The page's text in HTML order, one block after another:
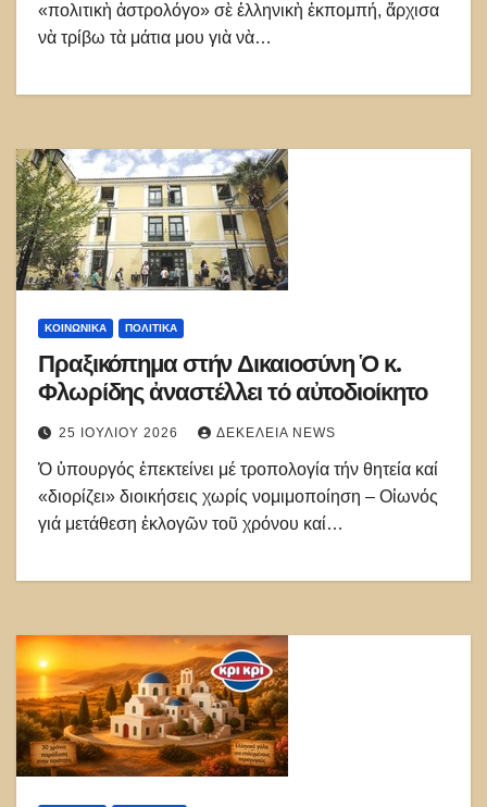
«πολιτικὴ ἀστρολόγο» σὲ ἑλληνικὴ ἐκπομπή, ἄρχισα
νὰ τρίβω τὰ μάτια μου γιὰ νὰ…
ΚΟΙΝΩΝΙΚΑ ΠΟΛΙΤΙΚΑ
Πραξικόπημα στήν Δικαιοσύνη Ὁ κ.
Φλωρίδης ἀναστέλλει τό αὐτοδιοίκητο
25 ΙΟΥΛΊΟΥ 2026 ΔΕΚΈΛΕΙΑ NEWS
Ὁ ὑπουργός ἐπεκτείνει μέ τροπολογία τήν θητεία καί
«διορίζει» διοικήσεις χωρίς νομιμοποίηση – Οἰωνός
γιά μετάθεση ἐκλογῶν τοῦ χρόνου καί…